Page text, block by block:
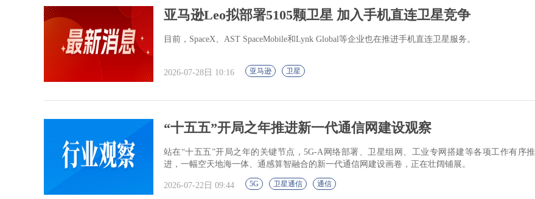
亚马逊Leo拟部署5105颗卫星 加入手机直连卫星竞争
目前，SpaceX、AST SpaceMobile和Lynk Global等企业也在推进手机直连卫星服务。
2026-07-28日 10:16 亚马逊 卫星
“十五五”开局之年推进新一代通信网建设观察
站在“十五五”开局之年的关键节点，5G-A网络部署、卫星组网、工业专网搭建等各项工作有序推
进，一幅空天地海一体、通感算智融合的新一代通信网建设画卷，正在壮阔铺展。
2026-07-22日 09:44 5G 卫星通信 通信